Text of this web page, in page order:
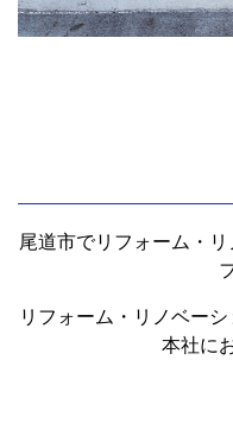
尾道市でリフォーム・
リフォーム・リノベー
本社に